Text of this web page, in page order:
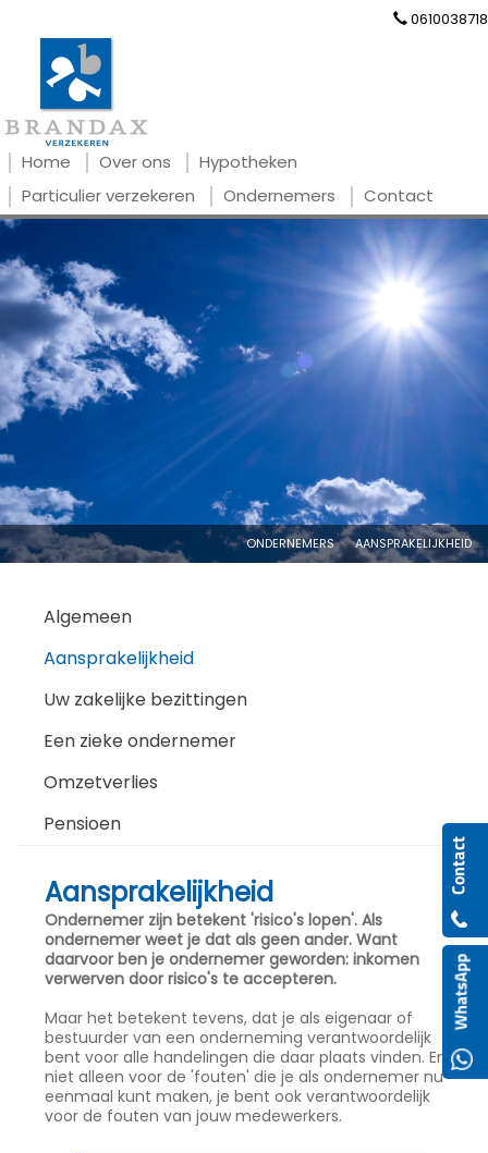
0610038718
Home Over ons
Hypotheken
Particulier verzekeren
Ondernemers Contact
ONDERNEMERS AANSPRAKELIJKHEID
Algemeen
Aansprakelijkheid
Uw zakelijke bezittingen
Een zieke ondernemer
Omzetverlies
Pensioen
Aansprakelijkheid
Ondernemer zijn betekent 'risico's lopen'. Als
ondernemer weet je dat als geen ander. Want
daarvoor ben je ondernemer geworden: inkomen
verwerven door risico's te accepteren.
Maar het betekent tevens, dat je als eigenaar of
bestuurder van een onderneming verantwoordelijk
bent voor alle handelingen die daar plaats vinden. En
niet alleen voor de 'fouten' die je als ondernemer nu
eenmaal kunt maken, je bent ook verantwoordelijk
voor de fouten van jouw medewerkers.